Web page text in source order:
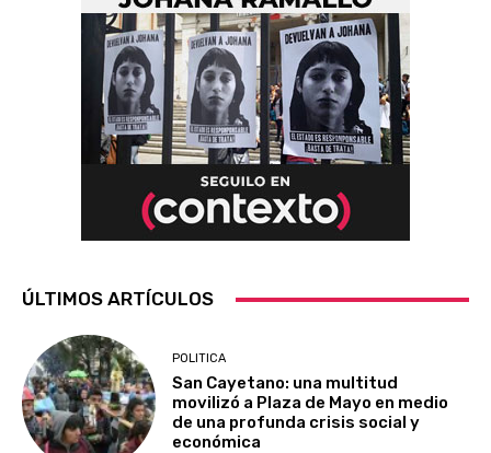
ÚLTIMOS ARTÍCULOS
POLITICA
San Cayetano: una multitud
movilizó a Plaza de Mayo en medio
de una profunda crisis social y
económica